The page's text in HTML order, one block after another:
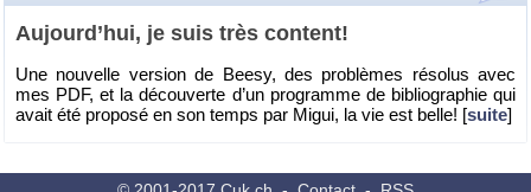
Au­jour­d’hui, je suis très content!
Une nou­velle ver­sion de Beesy, des pro­blèmes ré­so­lus avec
mes PDF, et la dé­cou­verte d’un pro­gramme de bi­blio­gra­phie qui
avait été pro­posé en son temps par Migui, la vie est belle! [suite]